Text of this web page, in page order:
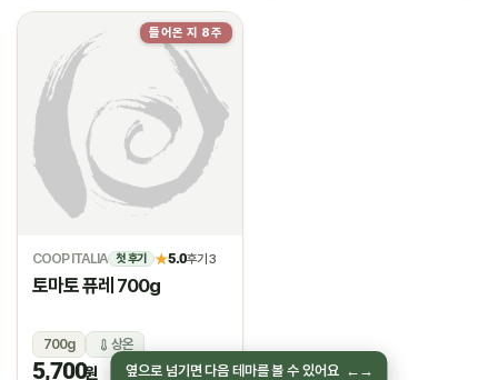
들어온 지 8주
COOP ITALIA 첫 후기 ★5.0후기 3
토마토 퓨레 700g
700g 상온
5,700원 옆으로 넘기면 다음 테마를 볼 수 있어요 ← →